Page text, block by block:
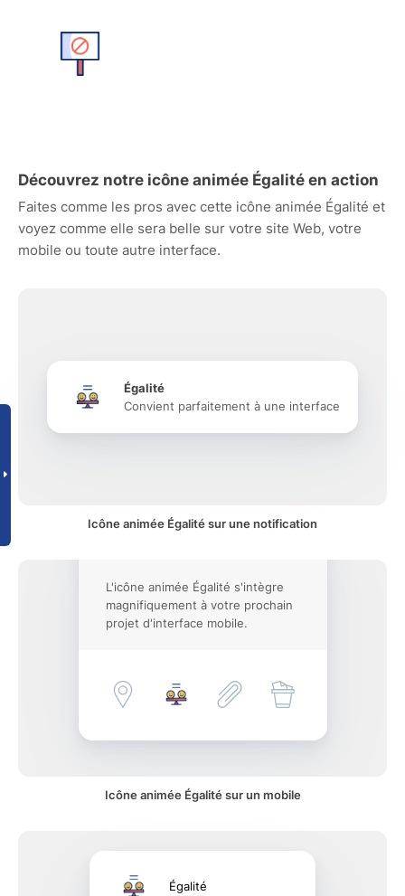
Découvrez notre icône animée Égalité en action
Faites comme les pros avec cette icône animée Égalité et
voyez comme elle sera belle sur votre site Web, votre
mobile ou toute autre interface.
Égalité
Convient parfaitement à une interface
Icône animée Égalité sur une notification
L'icône animée Égalité s'intègre
magnifiquement à votre prochain
projet d'interface mobile.
Icône animée Égalité sur un mobile
Égalité